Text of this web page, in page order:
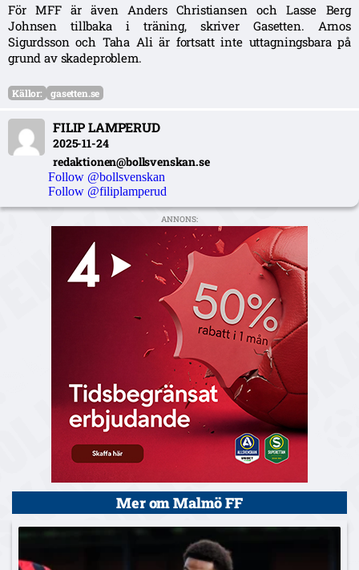
För MFF är även Anders Christiansen och Lasse Berg
Johnsen tillbaka i träning, skriver Gasetten. Arnos
Sigurdsson och Taha Ali är fortsatt inte uttagningsbara på
grund av skadeproblem.
Källor: gasetten.se
FILIP LAMPERUD
2025-11-24
redaktionen@bollsvenskan.se
Follow @bollsvenskan
Follow @filiplamperud
ANNONS:
Mer om Malmö FF